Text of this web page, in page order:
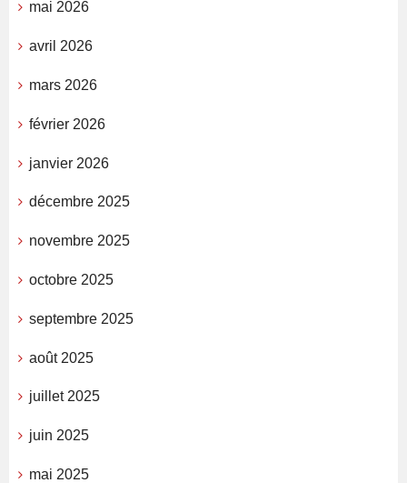
mai 2026
avril 2026
mars 2026
février 2026
janvier 2026
décembre 2025
novembre 2025
octobre 2025
septembre 2025
août 2025
juillet 2025
juin 2025
mai 2025